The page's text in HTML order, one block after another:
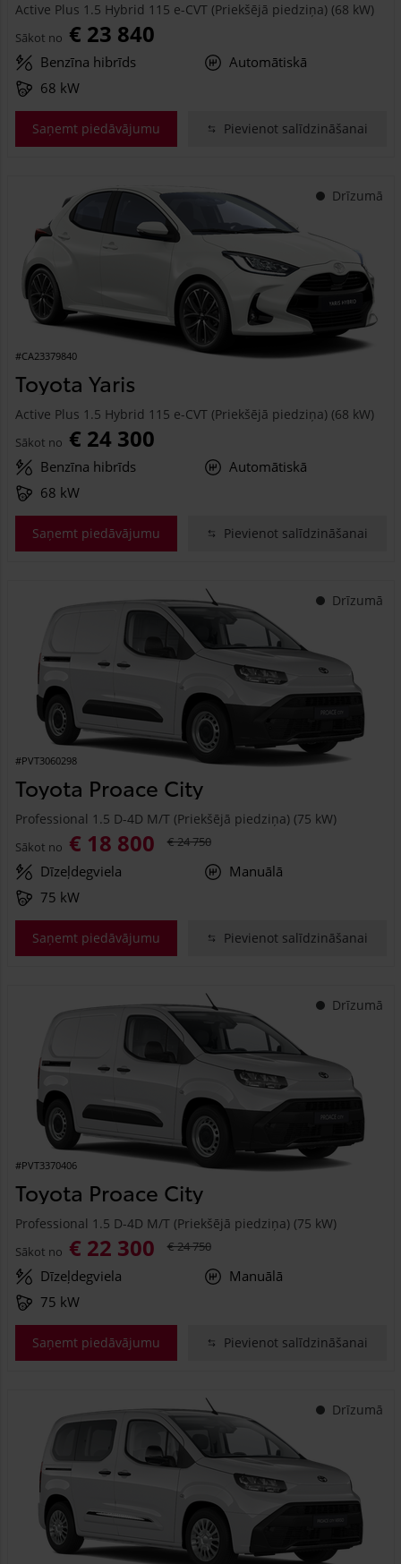
Active Plus 1.5 Hybrid 115 e-CVT (Priekšējā piedziņa) (68 kW)
Sākot no € 23 840
Benzīna hibrīds
Automātiskā
68 kW
Saņemt piedāvājumu Pievienot salīdzināšanai
Drīzumā
#CA23379840
Toyota Yaris
Active Plus 1.5 Hybrid 115 e-CVT (Priekšējā piedziņa) (68 kW)
Sākot no € 24 300
Benzīna hibrīds
Automātiskā
68 kW
Saņemt piedāvājumu Pievienot salīdzināšanai
Drīzumā
#PVT3060298
Toyota Proace City
Professional 1.5 D-4D M/T (Priekšējā piedziņa) (75 kW)
Sākot no € 18 800 € 24 750
Dīzeļdegviela
Manuālā
75 kW
Saņemt piedāvājumu Pievienot salīdzināšanai
Drīzumā
#PVT3370406
Toyota Proace City
Professional 1.5 D-4D M/T (Priekšējā piedziņa) (75 kW)
Sākot no € 22 300 € 24 750
Dīzeļdegviela
Manuālā
75 kW
Saņemt piedāvājumu Pievienot salīdzināšanai
Drīzumā